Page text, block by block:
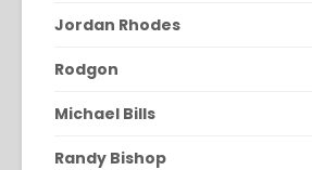
Jordan Rhodes
Rodgon
Michael Bills
Randy Bishop